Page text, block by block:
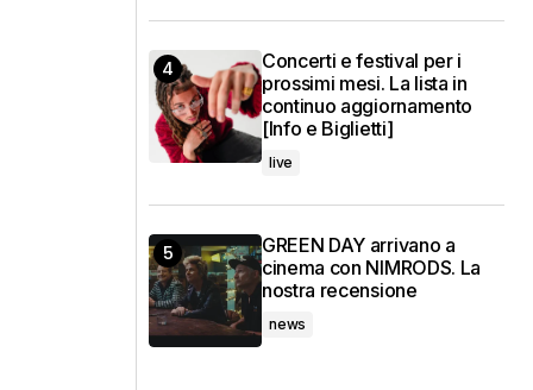
Concerti e festival per i
prossimi mesi. La lista in
continuo aggiornamento
[Info e Biglietti]
live
GREEN DAY arrivano a
cinema con NIMRODS. La
nostra recensione
news